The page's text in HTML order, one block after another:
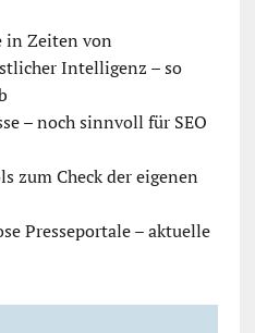
in Zeiten von
Intelligenz – so
– noch sinnvoll für SEO
zum Check der eigenen
Presseportale – aktuelle